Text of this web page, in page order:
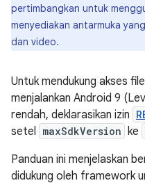
pertimbangkan untuk
menyediakan antarmuka
dan video.
Untuk mendukung akses
menjalankan Android 9
rendah, deklarasikan izin
setel maxSdkVersion ke
Panduan ini menjelaskan
didukung oleh framework